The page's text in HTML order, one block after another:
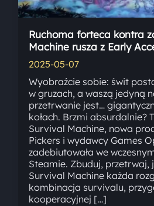
Ruchoma forteca kontra
Machine rusza z Early
2025-05-07
Wyobraźcie sobie: świt
w gruzach, a waszą jedyną
przetrwanie jest…
kołach. Brzmi absurdalnie?
Survival Machine, nowa
Pickers i wydawcy Games
zadebiutowała we
Steamie. Zbuduj, przetrwaj,
Survival Machine każda
kombinacja survivalu,
kooperacyjnej […]